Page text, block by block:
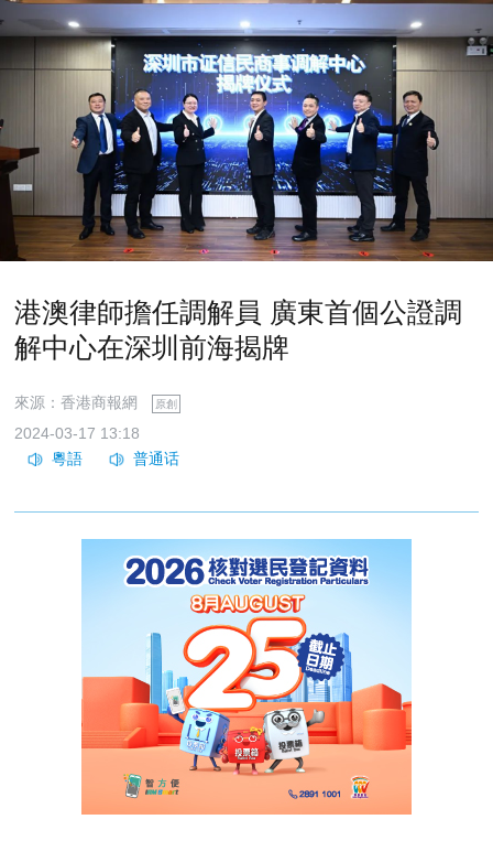
港澳律師擔任調解員 廣東首個公證調
解中心在深圳前海揭牌
來源：香港商報網 原創
2024-03-17 13:18